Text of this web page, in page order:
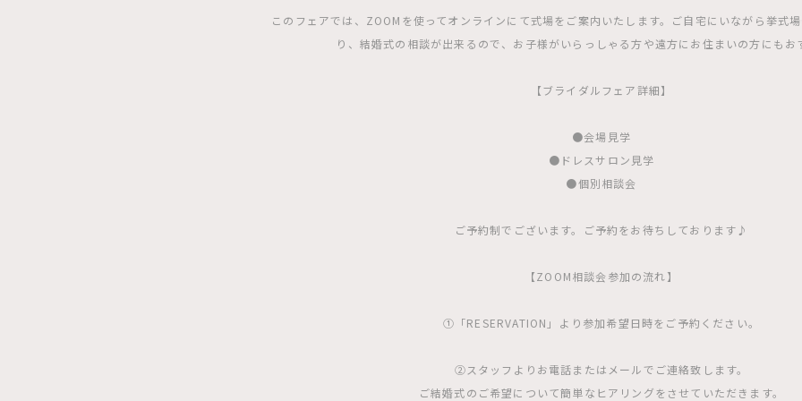
このフェアでは、ZOOMを使ってオンラインにて式場をご案内いたします。ご自宅にいながら挙式
り、結婚式の相談が出来るので、お子様がいらっしゃる方や遠方にお住まいの方にもお
【ブライダルフェア詳細】
●会場見学
●ドレスサロン見学
●個別相談会
ご予約制でございます。ご予約をお待ちしております♪
【ZOOM相談会参加の流れ】
①「RESERVATION」より参加希望日時をご予約ください。
②スタッフよりお電話またはメールでご連絡致します。
ご結婚式のご希望について簡単なヒアリングをさせていただきます。